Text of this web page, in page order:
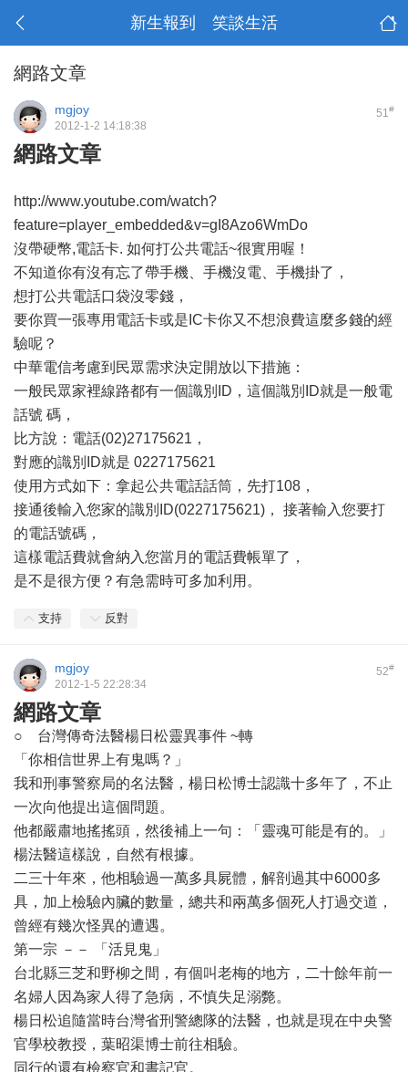
新生報到 笑談生活
網路文章
51#
mgjoy
2012-1-2 14:18:38
網路文章
http://www.youtube.com/watch?
feature=player_embedded&v=gI8Azo6WmDo
沒帶硬幣,電話卡. 如何打公共電話~很實用喔！
不知道你有沒有忘了帶手機、手機沒電、手機掛了，
想打公共電話口袋沒零錢，
要你買一張專用電話卡或是IC卡你又不想浪費這麼多錢的經
驗呢？
中華電信考慮到民眾需求決定開放以下措施：
一般民眾家裡線路都有一個識別ID，這個識別ID就是一般電
話號 碼，
比方說：電話(02)27175621，
對應的識別ID就是 0227175621
使用方式如下：拿起公共電話話筒，先打108，
接通後輸入您家的識別ID(0227175621)， 接著輸入您要打
的電話號碼，
這樣電話費就會納入您當月的電話費帳單了，
是不是很方便？有急需時可多加利用。
支持 反對
52#
mgjoy
2012-1-5 22:28:34
網路文章
○ 台灣傳奇法醫楊日松靈異事件 ~轉
「你相信世界上有鬼嗎？」
我和刑事警察局的名法醫，楊日松博士認識十多年了，不止
一次向他提出這個問題。
他都嚴肅地搖搖頭，然後補上一句：「靈魂可能是有的。」
楊法醫這樣說，自然有根據。
二三十年來，他相驗過一萬多具屍體，解剖過其中6000多
具，加上檢驗內臟的數量，總共和兩萬多個死人打過交道，
曾經有幾次怪異的遭遇。
第一宗 －－ 「活見鬼」
台北縣三芝和野柳之間，有個叫老梅的地方，二十餘年前一
名婦人因為家人得了急病，不慎失足溺斃。
楊日松追隨當時台灣省刑警總隊的法醫，也就是現在中央警
官學校教授，葉昭渠博士前往相驗。
同行的還有檢察官和書記官。